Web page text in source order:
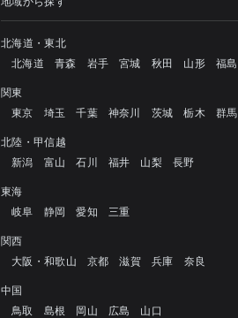
北海道・東北
北海道
青森 岩手 宮城 秋田 山形 福島
関東
東京
埼玉 千葉 神奈川 茨城 栃木 群馬
北陸・甲信越
新潟
富山 石川 福井 山梨 長野
東海
岐阜
静岡 愛知 三重
関西
大阪・和歌山
京都 滋賀 兵庫 奈良
中国
鳥取
島根 岡山 広島 山口